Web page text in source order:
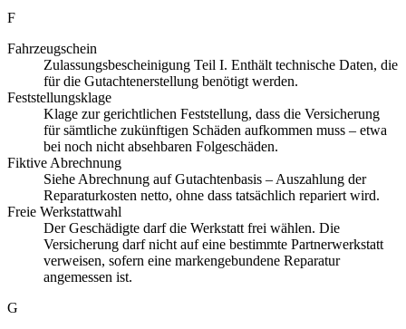
F
Fahrzeugschein
Zulassungsbescheinigung Teil I. Enthält technische Daten, die
für die Gutachtenerstellung benötigt werden.
Feststellungsklage
Klage zur gerichtlichen Feststellung, dass die Versicherung
für sämtliche zukünftigen Schäden aufkommen muss – etwa
bei noch nicht absehbaren Folgeschäden.
Fiktive Abrechnung
Siehe Abrechnung auf Gutachtenbasis – Auszahlung der
Reparaturkosten netto, ohne dass tatsächlich repariert wird.
Freie Werkstattwahl
Der Geschädigte darf die Werkstatt frei wählen. Die
Versicherung darf nicht auf eine bestimmte Partnerwerkstatt
verweisen, sofern eine markengebundene Reparatur
angemessen ist.
G